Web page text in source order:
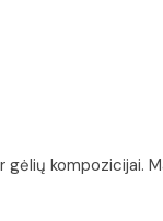
kompozicijai.